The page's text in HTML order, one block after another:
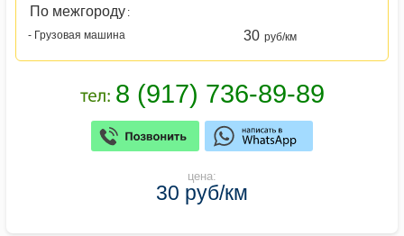
По межгороду :
- Грузовая машина
30 руб/км
цена:
30 руб/км